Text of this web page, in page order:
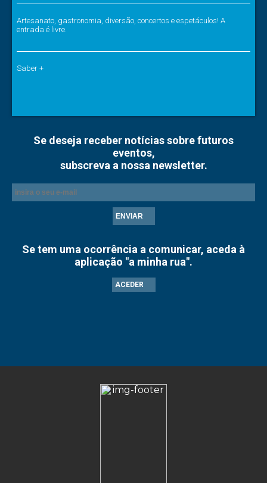
Artesanato, gastronomia, diversão, concertos e espetáculos! A
entrada é livre.
Saber +
Se deseja receber notícias sobre futuros
eventos,
subscreva a nossa newsletter.
ENVIAR
Se tem uma ocorrência a comunicar, aceda à
aplicação "a minha rua".
ACEDER